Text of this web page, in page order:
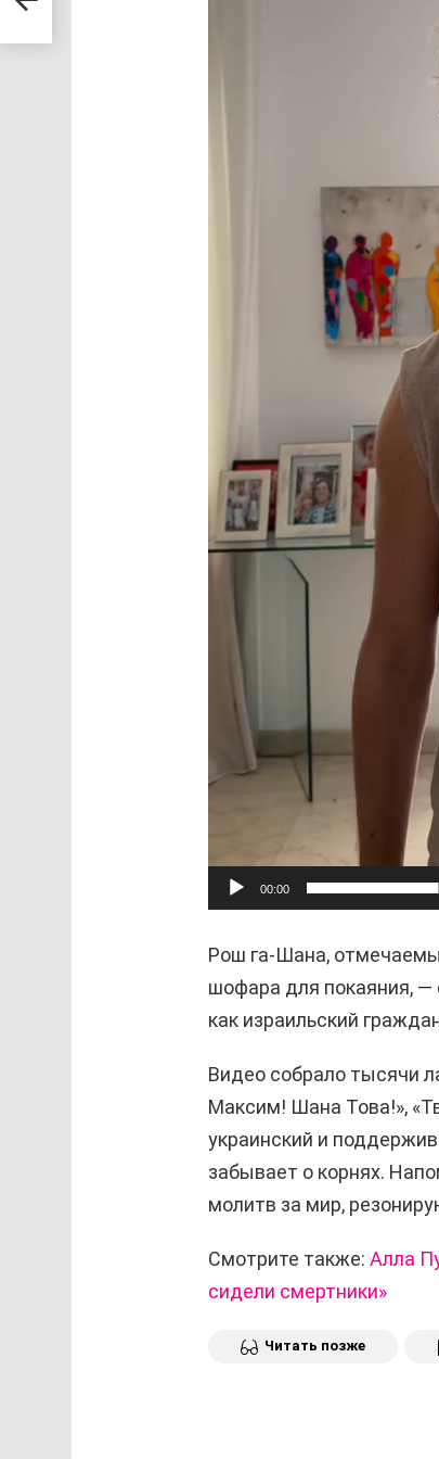
00:00
Рош га-Шана,
шофара для покаяния, —
как израильский
Видео собрало тысячи
Максим! Шана Това!»,
украинский и
забывает о корнях.
молитв за мир,
Смотрите также: Алла
сидели смертники»
Читать позже